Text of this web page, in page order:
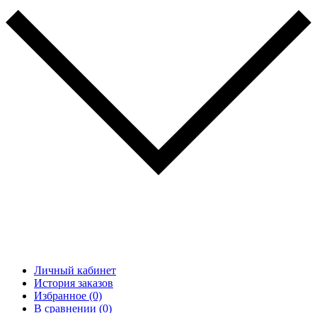
Личный кабинет
История заказов
Избранное (0)
В сравнении (0)